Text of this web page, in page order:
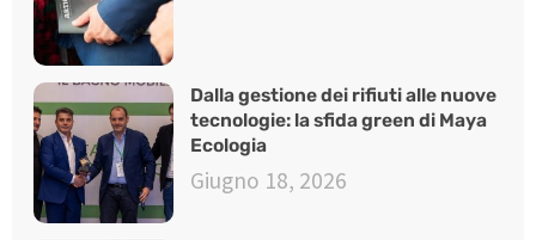
Dalla gestione dei rifiuti alle nuove
tecnologie: la sfida green di Maya
Ecologia
Giugno 18, 2026